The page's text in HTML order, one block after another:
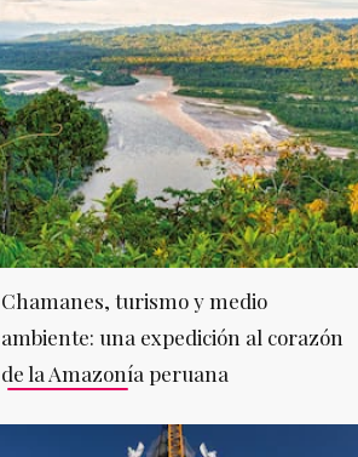
Chamanes, turismo y medio
ambiente: una expedición al corazón
de la Amazonía peruana